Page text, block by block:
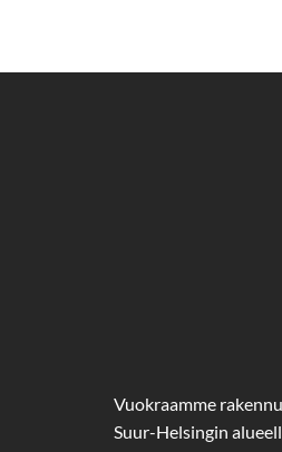
Vuokraamme
Suur-Helsingin